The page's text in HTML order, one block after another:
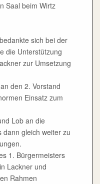
Saal beim Wirtz
sich bei der
die Unterstützung
zur Umsetzung
den 2. Vorstand
Einsatz zum
Lob an die
dann gleich weiter zu
1. Bürgermeisters
Lackner und
Rahmen